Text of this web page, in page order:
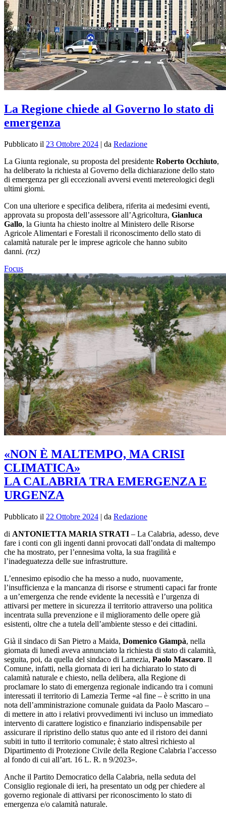
La Regione chiede al Governo lo stato di
emergenza
Pubblicato il 23 Ottobre 2024 | da Redazione
La Giunta regionale, su proposta del presidente Roberto Occhiuto,
ha deliberato la richiesta al Governo della dichiarazione dello stato
di emergenza per gli eccezionali avversi eventi metereologici degli
ultimi giorni.
Con una ulteriore e specifica delibera, riferita ai medesimi eventi,
approvata su proposta dell’assessore all’Agricoltura, Gianluca
Gallo, la Giunta ha chiesto inoltre al Ministero delle Risorse
Agricole Alimentari e Forestali il riconoscimento dello stato di
calamità naturale per le imprese agricole che hanno subito
danni. (rcz)
Focus
«NON È MALTEMPO, MA CRISI
CLIMATICA»
LA CALABRIA TRA EMERGENZA E
URGENZA
Pubblicato il 22 Ottobre 2024 | da Redazione
di ANTONIETTA MARIA STRATI – La Calabria, adesso, deve
fare i conti con gli ingenti danni provocati dall’ondata di maltempo
che ha mostrato, per l’ennesima volta, la sua fragilità e
l’inadeguatezza delle sue infrastrutture.
L’ennesimo episodio che ha messo a nudo, nuovamente,
l’insufficienza e la mancanza di risorse e strumenti capaci far fronte
a un’emergenza che rende evidente la necessità e l’urgenza di
attivarsi per mettere in sicurezza il territorio attraverso una politica
incentrata sulla prevenzione e il miglioramento delle opere già
esistenti, oltre che a tutela dell’ambiente stesso e dei cittadini.
Già il sindaco di San Pietro a Maida, Domenico Giampà, nella
giornata di lunedì aveva annunciato la richiesta di stato di calamità,
seguita, poi, da quella del sindaco di Lamezia, Paolo Mascaro. Il
Comune, infatti, nella giornata di ieri ha dichiarato lo stato di
calamità naturale e chiesto, nella delibera, alla Regione di
proclamare lo stato di emergenza regionale indicando tra i comuni
interessati il territorio di Lamezia Terme «al fine – è scritto in una
nota dell’amministrazione comunale guidata da Paolo Mascaro –
di mettere in atto i relativi provvedimenti ivi incluso un immediato
intervento di carattere logistico e finanziario indispensabile per
assicurare il ripristino dello status quo ante ed il ristoro dei danni
subiti in tutto il territorio comunale; è stato altresì richiesto al
Dipartimento di Protezione Civile della Regione Calabria l’accesso
al fondo di cui all’art. 16 L. R. n 9/2023».
Anche il Partito Democratico della Calabria, nella seduta del
Consiglio regionale di ieri, ha presentato un odg per chiedere al
governo regionale di attivarsi per riconoscimento lo stato di
emergenza e/o calamità naturale.